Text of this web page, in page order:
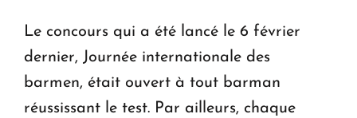
Le concours qui a été lancé le 6 février
dernier, Journée internationale des
barmen, était ouvert à tout barman
réussissant le test. Par ailleurs, chaque